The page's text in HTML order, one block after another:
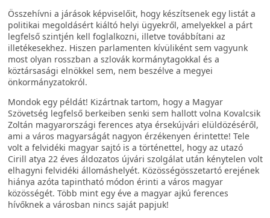
Összehívni a járások képviselőit, hogy készítsenek egy listát a
politikai megoldásért kiáltó helyi ügyekről, amelyekkel a párt
legfelső szintjén kell foglalkozni, illetve továbbítani az
illetékesekhez. Hiszen parlamenten kívüliként sem vagyunk
most olyan rosszban a szlovák kormánytagokkal és a
köztársasági elnökkel sem, nem beszélve a megyei
önkormányzatokról.
Mondok egy példát! Kizártnak tartom, hogy a Magyar
Szövetség legfelső berkeiben senki sem hallott volna Kovalcsik
Zoltán magyarországi ferences atya érsekújvári elüldözéséről,
ami a város magyarságát nagyon érzékenyen érintette! Tele
volt a felvidéki magyar sajtó is a történettel, hogy az utazó
Cirill atya 22 éves áldozatos újvári szolgálat után kénytelen volt
elhagyni felvidéki állomáshelyét. Közösségösszetartó erejének
hiánya azóta tapintható módon érinti a város magyar
közösségét. Több mint egy éve a magyar ajkú ferences
hívőknek a városban nincs saját papjuk!